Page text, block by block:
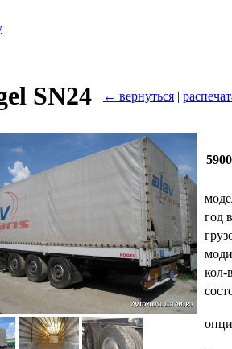
SN24 ← вернуться |
год
кол-